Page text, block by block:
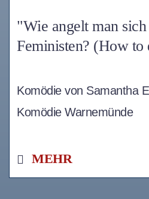
"Wie angelt man
Feministen? (How to
Komödie von Samantha
Komödie Warnemünde
MEHR